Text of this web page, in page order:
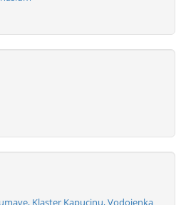
Klaster Kapucinu, Vodoienka